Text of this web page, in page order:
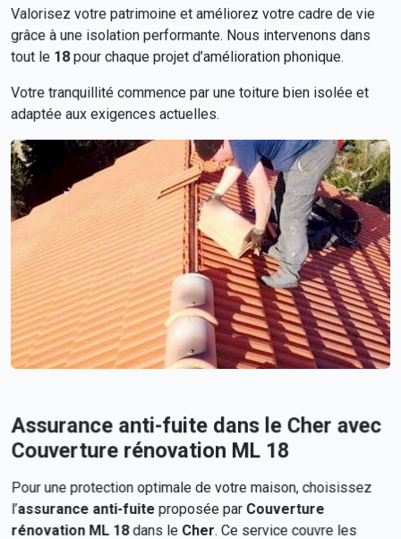
Valorisez votre patrimoine et améliorez votre cadre de vie
grâce à une isolation performante. Nous intervenons dans
tout le 18pour chaque projet d’amélioration phonique.
Votre tranquillité commence par une toiture bien isolée et
adaptée aux exigences actuelles.
Assurance anti-fuite dans le Cher avec
Couverture rénovation ML 18
Pour une protection optimale de votre maison, choisissez
l’assurance anti-fuite proposée par Couverture
rénovation ML 18dans le Cher. Ce service couvre les